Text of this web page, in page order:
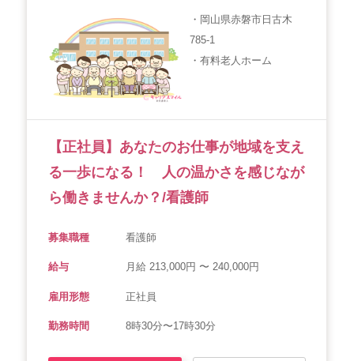
・岡山県赤磐市日古木
785-1
・有料老人ホーム
【正社員】あなたのお仕事が地域を支え
る一歩になる！ 人の温かさを感じなが
ら働きませんか？/看護師
募集職種 看護師
給与 月給 213,000円 〜 240,000円
雇用形態 正社員
勤務時間 8時30分〜17時30分